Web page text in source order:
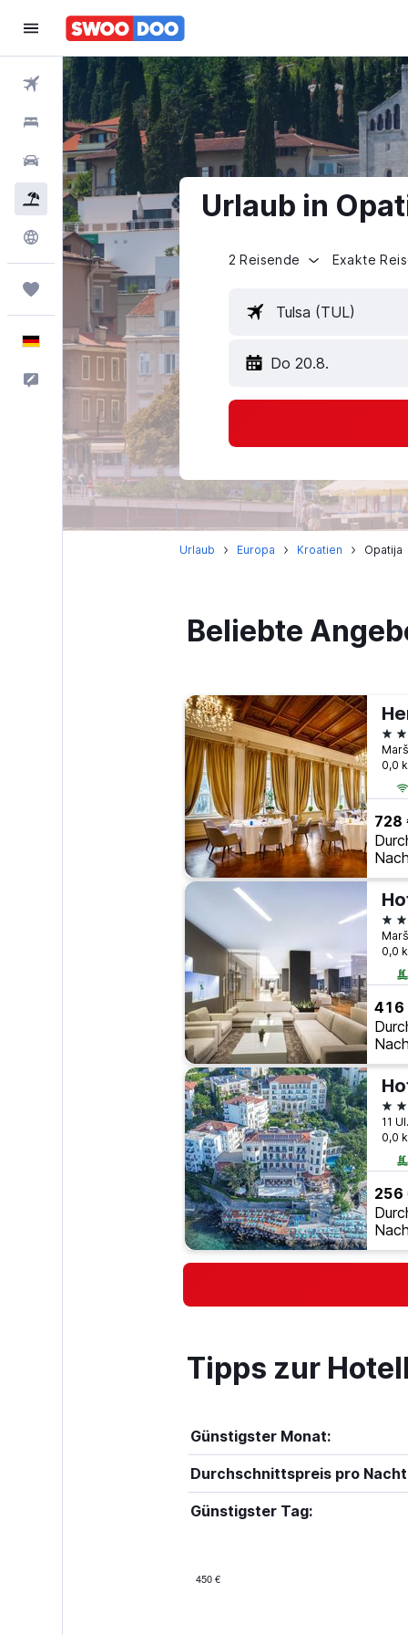
Flüge
Hotels
Mietwagen
Pauschalreisen
Explore
Deutsch
Feedback
Urlaub in
2 Reisende Exakte
Tulsa (TUL)
Do 20.8.
Urlaub Europa Kroatien Opatija
Beliebte
4
0,0
728
4
0,0
416
4
11
0,0
256
Tipps zur
Günstigster Monat:
Durchschnittspreis pro
Günstigster Tag:
450 €